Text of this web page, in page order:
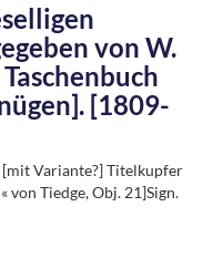
von W.
[1809-
[mit Variante?] Titelkupfer
von Tiedge, Obj. 21]Sign.